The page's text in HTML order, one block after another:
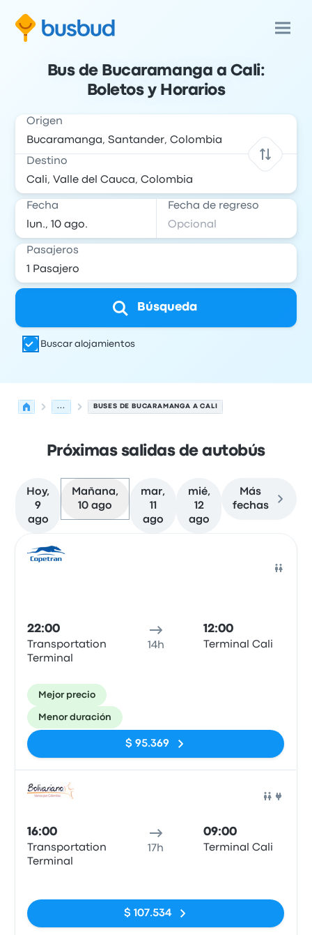
Bus de Bucaramanga a Cali:
Boletos y Horarios
Origen
Destino
Fecha Fecha de regreso
Pasajeros
Búsqueda
Buscar alojamientos
... BUSES DE BUCARAMANGA A CALI
Próximas salidas de autobús
Hoy,
9
ago
Mañana,
10 ago
mar,
11
ago
mié,
12
ago
Más
fechas
22:00
Transportation
Terminal
14h
12:00
Terminal Cali
Mejor precio
Menor duración
$ 95.369
16:00
Transportation
Terminal
17h
09:00
Terminal Cali
$ 107.534